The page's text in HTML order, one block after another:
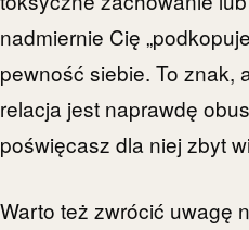
nadmiernie Cię
pewność siebie. To znak,
relacja jest naprawdę
poświęcasz dla niej zbyt
Warto też zwrócić uwagę